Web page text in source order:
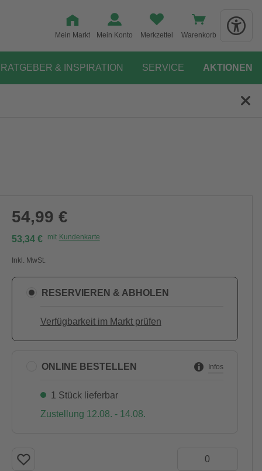
Mein Markt Mein Konto Merkzettel Warenkorb
RATGEBER & INSPIRATION SERVICE AKTIONEN
54,99 €
53,34 € mit Kundenkarte
Inkl. MwSt.
RESERVIEREN & ABHOLEN
Verfügbarkeit im Markt prüfen
ONLINE BESTELLEN Infos
1 Stück lieferbar
Zustellung 12.08. - 14.08.